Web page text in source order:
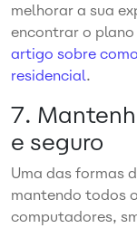
melhorar a sua
encontrar o
artigo sobre
residencial.
7.
e seguro
Uma das formas
mantendo todos
computadores,